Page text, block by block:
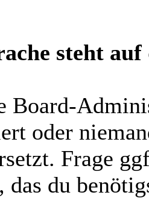
steht
Board-
oder
Frage
das du